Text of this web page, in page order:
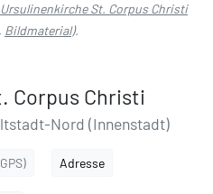
Ursulinenkirche St. Corpus Christi
, Bildmaterial).
Corpus Christi
Nord (Innenstadt)
Adresse